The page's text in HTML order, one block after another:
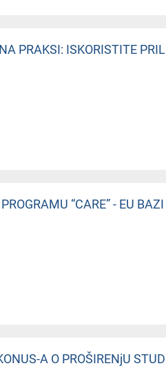
PRAKSI: ISKORISTITE
“CARE” - EU
A O PROŠIRENjU